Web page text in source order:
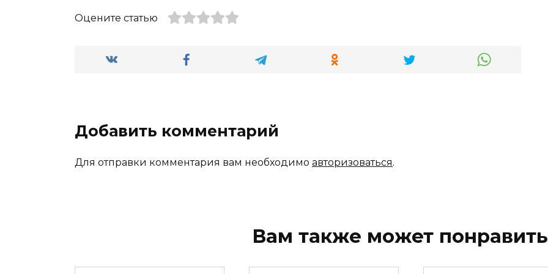
Оцените статью
Добавить комментарий
Для отправки комментария вам необходимо авторизоваться.
Вам также может